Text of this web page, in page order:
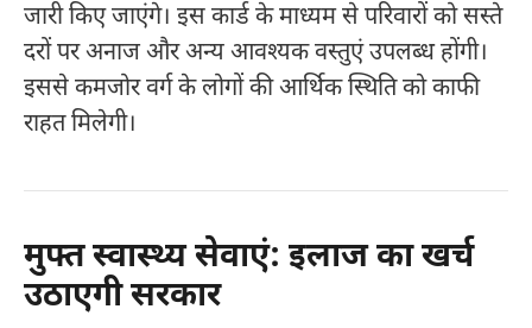
जारी किए जाएंगे। इस कार्ड के माध्यम से परिवारों को सस्ते
दरों पर अनाज और अन्य आवश्यक वस्तुएं उपलब्ध होंगी।
इससे कमजोर वर्ग के लोगों की आर्थिक स्थिति को काफी
राहत मिलेगी।
मुफ्त स्वास्थ्य सेवाएं: इलाज का खर्च
उठाएगी सरकार